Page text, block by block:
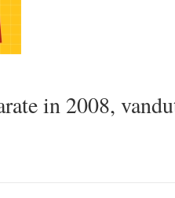
in 2008,